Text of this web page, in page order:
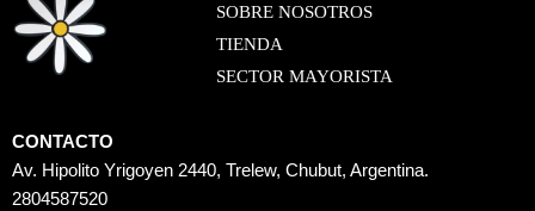
SOBRE NOSOTROS
TIENDA
SECTOR MAYORISTA
CONTACTO
Av. Hipolito Yrigoyen 2440, Trelew, Chubut, Argentina.
2804587520